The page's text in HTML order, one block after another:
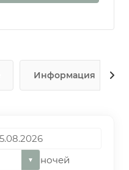
Информация
▼ ночей